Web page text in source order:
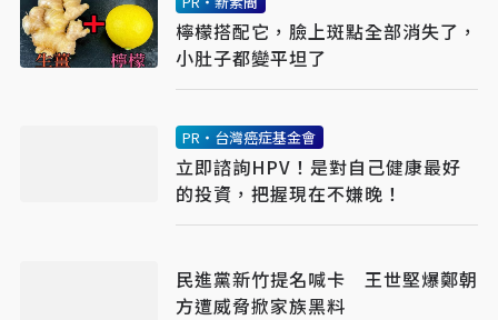
檸檬搭配它，臉上斑點全部消失了，
小肚子都變平坦了
PR・台灣癌症基金會
立即諮詢HPV！是對自己健康最好
的投資，把握現在不嫌晚！
民進黨新竹提名喊卡 王世堅爆鄭朝
方遭威脅掀家族黑料